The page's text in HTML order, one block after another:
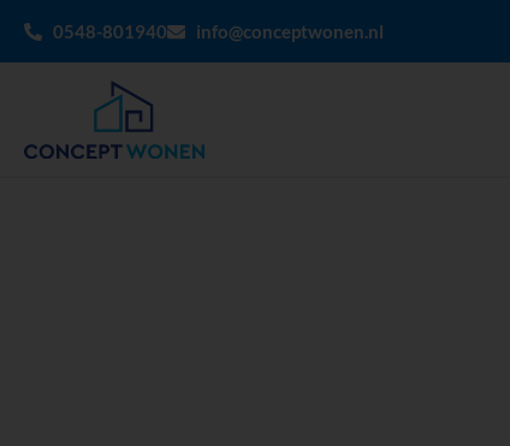
0548-801940 info@conceptwonen.nl